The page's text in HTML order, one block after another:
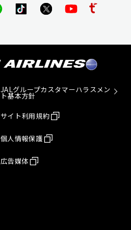
JALグループカスタマーハラスメン
ト基本方針
サイト利用規約
個人情報保護
広告媒体